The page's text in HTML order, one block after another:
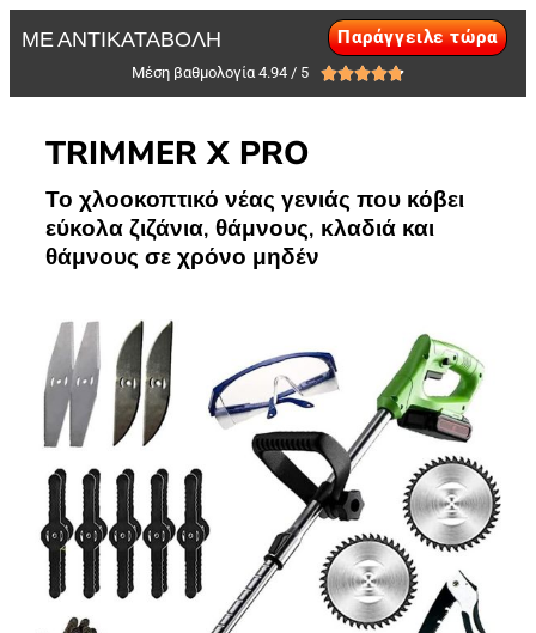
ΜΕ ΑΝΤΙΚΑΤΑΒΟΛΗ Παράγγειλε τώρα
Μέση βαθμολογία 4.94 / 5 
TRIMMER X PRO
Το χλοοκοπτικό νέας γενιάς που κόβει
εύκολα ζιζάνια, θάμνους, κλαδιά και
θάμνους σε χρόνο μηδέν